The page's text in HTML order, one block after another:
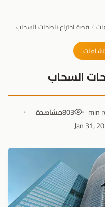
/ قصة اختراع ناطحات السحاب
السحاب
803مشاهدة
Jan 31,